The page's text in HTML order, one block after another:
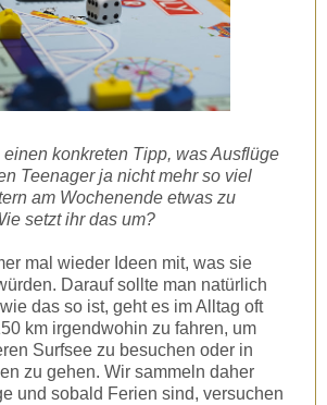
konkreten Tipp, was Ausflüge
Teenager ja nicht mehr so viel
am Wochenende etwas zu
setzt ihr das um?
mal wieder Ideen mit, was sie
Darauf sollte man natürlich
das so ist, geht es im Alltag oft
km irgendwohin zu fahren, um
Surfsee zu besuchen oder in
zu gehen. Wir sammeln daher
und sobald Ferien sind, versuchen